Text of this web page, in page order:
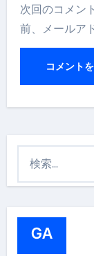
次回のコメン
前、メールア
GA